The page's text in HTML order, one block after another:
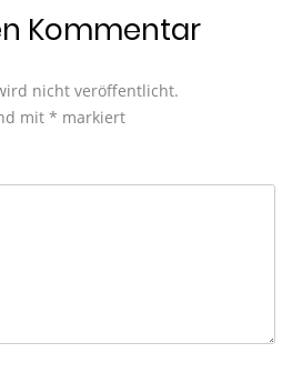
Kommentar
nicht veröffentlicht.
mit * markiert